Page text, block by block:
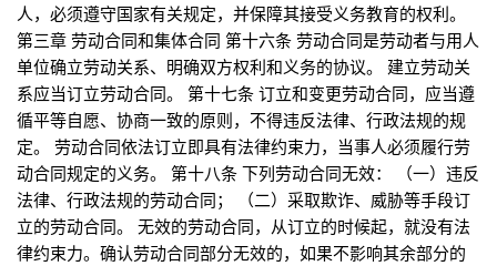
人，必须遵守国家有关规定，并保障其接受义务教育的权利。
第三章 劳动合同和集体合同 第十六条 劳动合同是劳动者与用人
单位确立劳动关系、明确双方权利和义务的协议。 建立劳动关
系应当订立劳动合同。 第十七条 订立和变更劳动合同，应当遵
循平等自愿、协商一致的原则，不得违反法律、行政法规的规
定。 劳动合同依法订立即具有法律约束力，当事人必须履行劳
动合同规定的义务。 第十八条 下列劳动合同无效： （一）违反
法律、行政法规的劳动合同； （二）采取欺诈、威胁等手段订
立的劳动合同。 无效的劳动合同，从订立的时候起，就没有法
律约束力。确认劳动合同部分无效的，如果不影响其余部分的